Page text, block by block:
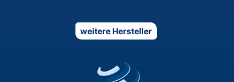
weitere Hersteller